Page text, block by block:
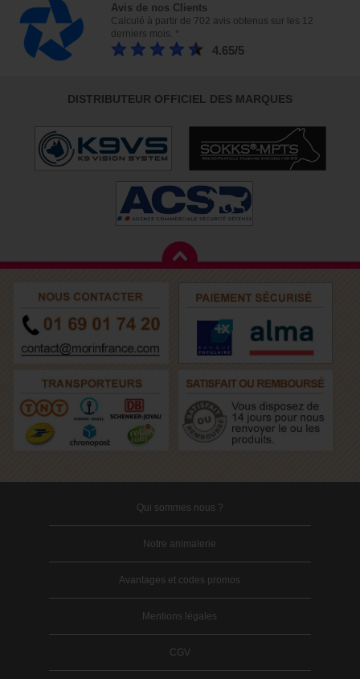
Avis de nos Clients
Calculé à partir de 702 avis obtenus sur les 12
derniers mois. *
4.65/5
DISTRIBUTEUR OFFICIEL DES MARQUES
Qui sommes nous ?
Notre animalerie
Avantages et codes promos
Mentions légales
CGV